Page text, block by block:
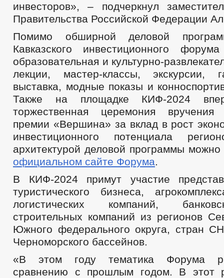
инвесторов», – подчеркнул
Правительства Российской Федерации
Помимо обширной деловой
Кавказского инвестиционного
образовательная и культурно-
лекции, мастер-классы, экскурсии,
выставка, модные показы и
Также на площадке КИФ-2024
торжественная церемония вручения
премии «Вершина» за вклад в рост
инвестиционного потенциала
архитектурой деловой программы
официальном сайте Форума.
В КИФ-2024 примут участие
туристического бизнеса,
логистических компаний,
строительных компаний из регионов
Южного федерального округа, стран
Черноморского бассейнов.
«В этом году тематика Форума
сравнению с прошлым годом. В этот